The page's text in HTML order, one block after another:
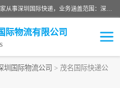
深圳市鑫飞速国际物流有限公司是一家从事深圳国际快递，业务涵盖范围：深圳DHL国际快递、深圳国际快递公司、深圳国际物流公司、深圳国际快递、深圳DHL国际快递电话可拨打全国服务热线：15019287411。欢迎各位亲来人来电到我司洽谈合作。
际物流有限公司
圳国际物流公司 > 茂名国际快递公